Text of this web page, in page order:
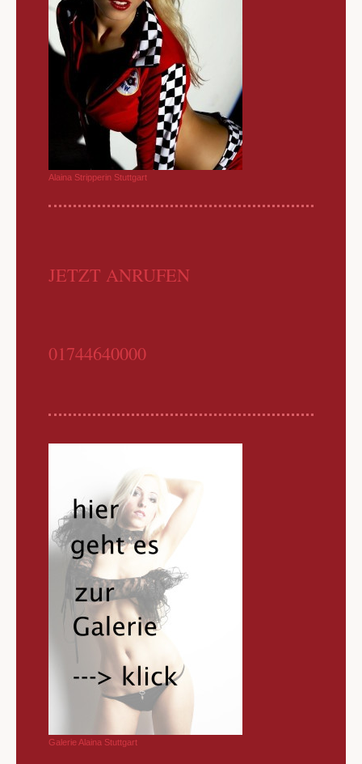
Alaina Stripperin Stuttgart
JETZT ANRUFEN
01744640000
Galerie Alaina Stuttgart